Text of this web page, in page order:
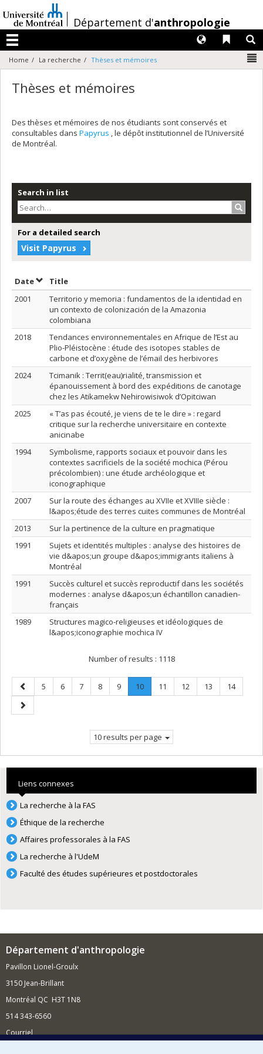
au
contenu
/Département d'anthropologie
Menu
Liens
Langues
Home La recherche Thèses et mémoires
Thèses et mémoires
Des thèses et mémoires de nos étudiants sont conservés et
consultables dans Papyrus , le dépôt institutionnel de l’Université
de Montréal.
Search in list
For a detailed search
Visit Papyrus
DateSort by date in descending order
Title
2001
Territorio y memoria : fundamentos de la identidad en
un contexto de colonización de la Amazonia
colombiana
2018
Tendances environnementales en Afrique de l’Est au
Plio-Pléistocène : étude des isotopes stables de
carbone et d’oxygène de l’émail des herbivores
2024
Tcimanik : Territ(eau)rialité, transmission et
épanouissement à bord des expéditions de canotage
chez les Atikamekw Nehirowisiwok d’Opitciwan
2025
« T’as pas écouté, je viens de te le dire » : regard
critique sur la recherche universitaire en contexte
anicinabe
1994
Symbolisme, rapports sociaux et pouvoir dans les
contextes sacrificiels de la société mochica (Pérou
précolombien) : une étude archéologique et
iconographique
2007
Sur la route des échanges au XVIIe et XVIIIe siècle :
l&apos;étude des terres cuites communes de Montréal
2013
Sur la pertinence de la culture en pragmatique
1991
Sujets et identités multiples : analyse des histoires de
vie d&apos;un groupe d&apos;immigrants italiens à
Montréal
1991
Succès culturel et succès reproductif dans les sociétés
modernes : analyse d&apos;un échantillon canadien-
français
1989
Structures magico-religieuses et idéologiques de
l&apos;iconographie mochica IV
Number of results : 1118
Previous
page
Page
5 Page
6 Page
7 Page
8 Page
9 Page
10.
Current
Page
11 Page
12 Page
13 Page
14
Next
page
10 results per page
Liens connexes
La recherche à la FAS
Éthique de la recherche
Affaires professorales à la FAS
La recherche à l'UdeM
Faculté des études supérieures et postdoctorales
Département d'anthropologie
Pavillon Lionel-Groulx
3150 Jean-Brillant
Montréal QC H3T 1N8
514 343-6560
Courriel